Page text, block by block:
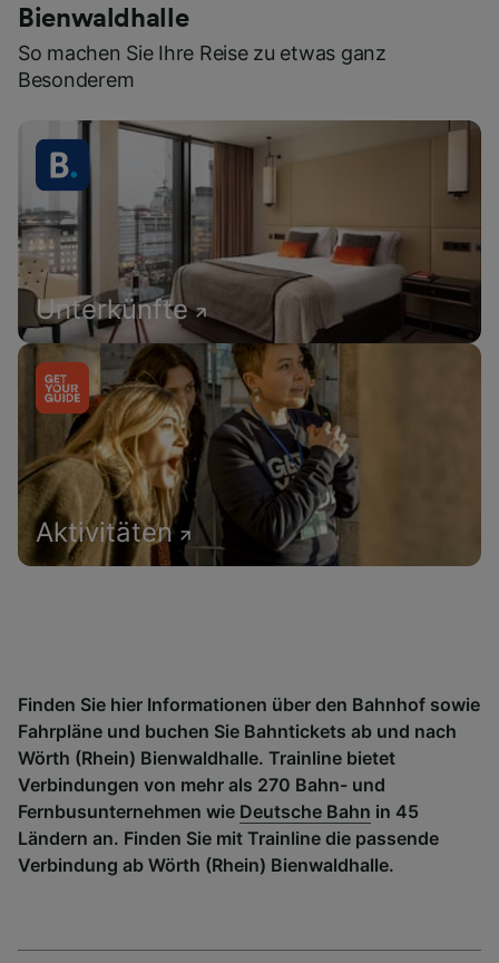
Bienwaldhalle
So machen Sie Ihre Reise zu etwas ganz
Besonderem
Unterkünfte
Aktivitäten
Finden Sie hier Informationen über den Bahnhof sowie
Fahrpläne und buchen Sie Bahntickets ab und nach
Wörth (Rhein) Bienwaldhalle. Trainline bietet
Verbindungen von mehr als 270 Bahn- und
Fernbusunternehmen wie Deutsche Bahn in 45
Ländern an. Finden Sie mit Trainline die passende
Verbindung ab Wörth (Rhein) Bienwaldhalle.